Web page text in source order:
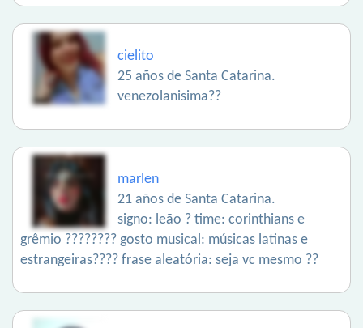
cielito
25 años de Santa Catarina.
venezolanisima??
marlen
21 años de Santa Catarina.
signo: leão ? time: corinthians e
grêmio ???????? gosto musical: músicas latinas e
estrangeiras???? frase aleatória: seja vc mesmo ??